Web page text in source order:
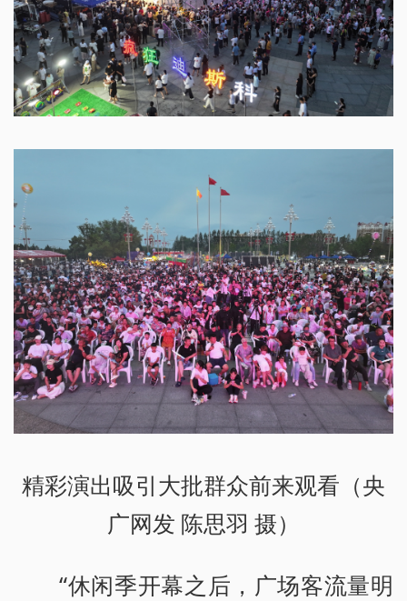
精彩演出吸引大批群众前来观看（央
广网发 陈思羽 摄）
“休闲季开幕之后，广场客流量明